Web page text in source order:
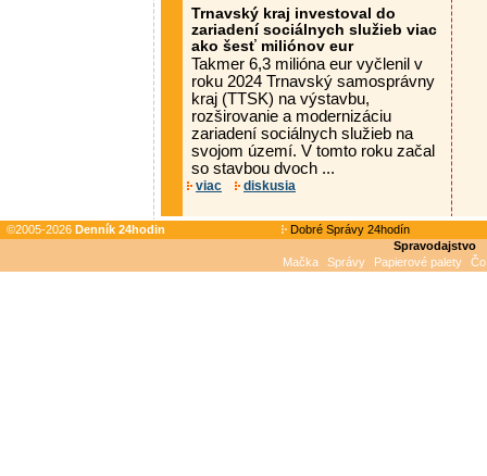
Trnavský kraj investoval do
zariadení sociálnych služieb viac
ako šesť miliónov eur
Takmer 6,3 milióna eur vyčlenil v
roku 2024 Trnavský samosprávny
kraj (TTSK) na výstavbu,
rozširovanie a modernizáciu
zariadení sociálnych služieb na
svojom území. V tomto roku začal
so stavbou dvoch ...
viac diskusia
©2005-2026 Denník 24hodin
Dobré Správy 24hodín
Spravodajstvo
Mačka
Správy Papierové palety